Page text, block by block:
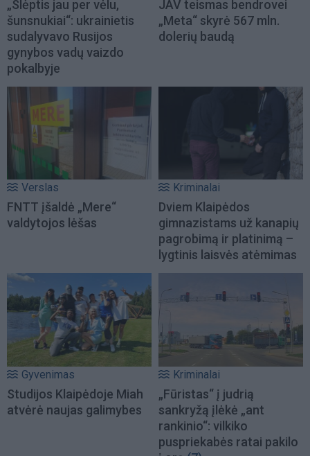
„Slėptis jau per vėlu,
šunsnukiai“: ukrainietis
sudalyvavo Rusijos
gynybos vadų vaizdo
pokalbyje
JAV teismas bendrovei
„Meta“ skyrė 567 mln.
dolerių baudą
Verslas
FNTT įšaldė „Mere“
valdytojos lėšas
Kriminalai
Dviem Klaipėdos
gimnazistams už kanapių
pagrobimą ir platinimą –
lygtinis laisvės atėmimas
Gyvenimas
Studijos Klaipėdoje Miah
atvėrė naujas galimybes
Kriminalai
„Fūristas“ į judrią
sankryžą įlėkė „ant
rankinio“: vilkiko
puspriekabės ratai pakilo